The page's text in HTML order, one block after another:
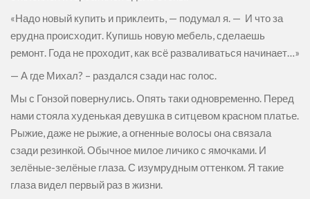
«Надо новый купить и приклеить, — подумал я. — И что за
ерудна происходит. Купишь новую мебель, сделаешь
ремонт. Года не проходит, как всё разваливаться начинает…»
— А где Михал? – раздался сзади нас голос.
Мы с Гонзой повернулись. Опять таки одновременно. Перед
нами стояла худенькая девушка в ситцевом красном платье.
Рыжие, даже не рыжие, а огненные волосы она связала
сзади резинкой. Обычное милое личико с ямочками. И
зелёные-зелёные глаза. С изумрудным оттенком. Я такие
глаза видел первый раз в жизни.